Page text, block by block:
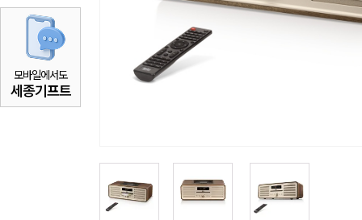
모바일에서도
세종기프트